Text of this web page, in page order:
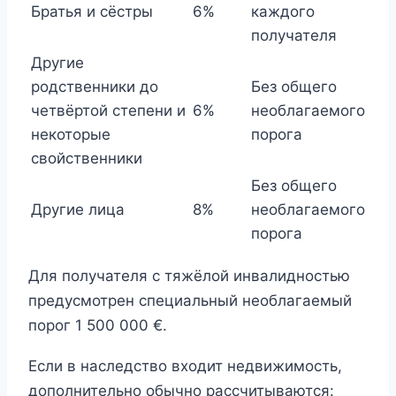
Братья и сёстры 6%
каждого
получателя
Другие
родственники до
четвёртой степени и
некоторые
свойственники
6%
Без общего
необлагаемого
порога
Другие лица 8%
Без общего
необлагаемого
порога
Для получателя с тяжёлой инвалидностью
предусмотрен специальный необлагаемый
порог 1 500 000 €.
Если в наследство входит недвижимость,
дополнительно обычно рассчитываются: